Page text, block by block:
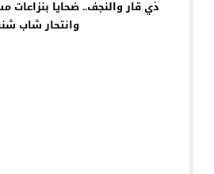
ذي قار والنجف.. ضحايا
وانتحار شاب